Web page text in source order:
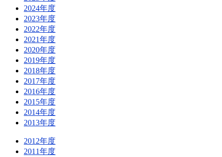
2024年度
2023年度
2022年度
2021年度
2020年度
2019年度
2018年度
2017年度
2016年度
2015年度
2014年度
2013年度
2012年度
2011年度